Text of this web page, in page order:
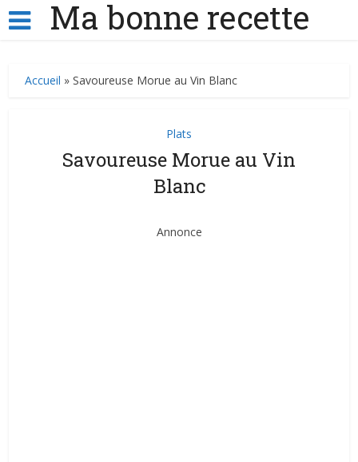
Ma bonne recette
Accueil »Savoureuse Morue au Vin Blanc
Plats
Savoureuse Morue au Vin
Blanc
Annonce